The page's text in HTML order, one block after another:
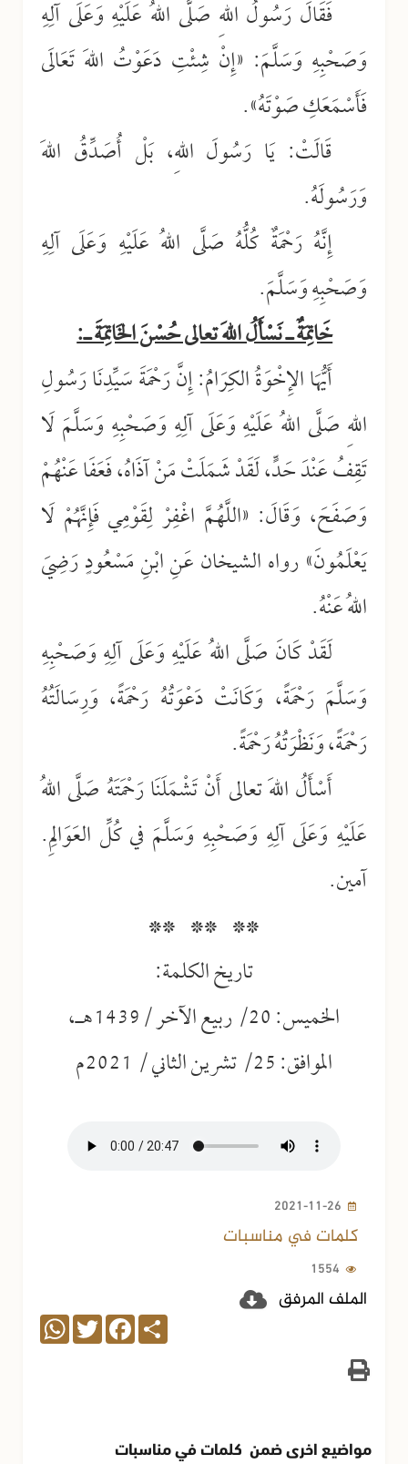
فَقَالَ رَسُولُ اللهِ صَلَّى اللهُ عَلَيْهِ وَعَلَى آلِهِ
وَصَحْبِهِ وَسَلَّمَ: «إِنْ شِئْتِ دَعَوْتُ اللهَ تَعَالَى
فَأَسْمَعَكِ صَوْتَهُ».
قَالَتْ: يَا رَسُولَ اللهِ، بَلْ أُصَدِّقُ اللهَ
وَرَسُولَهُ.
إِنَّهُ رَحْمَةٌ كُلُّهُ صَلَّى اللهُ عَلَيْهِ وَعَلَى آلِهِ
وَصَحْبِهِ وَسَلَّمَ.
خَاتِمَةٌ ـ نَسْأَلُ اللهَ تعالى حُسْنَ الخَاتِمَةَ ـ:
أَيُّهَا الإِخْوَةُ الكِرَامُ: إِنَّ رَحْمَةَ سَيِّدِنَا رَسُولِ
اللهِ صَلَّى اللهُ عَلَيْهِ وَعَلَى آلِهِ وَصَحْبِهِ وَسَلَّمَ لَا
تَقِفُ عَنْدَ حَدٍّ، لَقَدْ شَمَلَتْ مَنْ آذَاهُ، فَعَفَا عَنْهُمْ
وَصَفَحَ، وَقَالَ: «اللَّهُمَّ اغْفِرْ لِقَوْمِي فَإِنَّهُمْ لَا
يَعْلَمُونَ» رواه الشيخان عَنِ ابْنِ مَسْعُودٍ رَضِيَ
اللهُ عَنْهُ.
لَقَدْ كَانَ صَلَّى اللهُ عَلَيْهِ وَعَلَى آلِهِ وَصَحْبِهِ
وَسَلَّمَ رَحْمَةً، وَكَانَتْ دَعْوَتُهُ رَحْمَةً، وَرِسَالَتُهُ
رَحْمَةً، وَنَظْرَتُهُ رَحْمَةً.
أَسْأَلُ اللهَ تعالى أَنْ تَشْمَلَنَا رَحْمَتَهُ صَلَّى اللهُ
عَلَيْهِ وَعَلَى آلِهِ وَصَحْبِهِ وَسَلَّمَ في كُلِّ العَوَالِمِ.
آمين.
** ** **
تاريخ الكلمة:
الخميس: 20/ ربيع الآخر /1439هـ،
الموافق: 25/ تشرين الثاني / 2021م
2021-11-26
كلمات في مناسبات
1554
الملف المرفق
Share
Facebook
Twitter
WhatsApp
مواضيع اخرى ضمن كلمات في مناسبات